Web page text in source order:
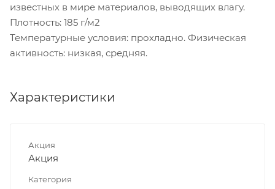
известных в мире материалов, выводящих влагу.
Плотность: 185 г/м2
Температурные условия: прохладно. Физическая
активность: низкая, средняя.
Характеристики
Акция
Акция
Категория